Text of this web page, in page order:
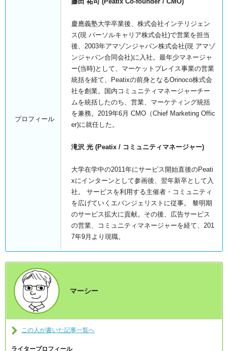
プロフィール
慶應義塾大学卒業後、株式会社インテリジェン
ス(現 パーソルキャリア株式会社)で営業を担当
後、2003年アマゾンジャパン株式会社(現 アマゾ
ンジャパン合同会社)に入社。最年少マネージャ
ー(当時)として、マーケットプレイス事業の営業
統括を経て、Peatixの前身となるOrinoco株式会
社を創業。国内コミュニティマネージャーチー
ムを統括したのち、営業、マーケティング統括
を兼務。2019年6月 CMO（Chief Marketing Offic
er)に就任した。
滝沢 光 (Peatix / コミュニティマネージャー)
大学在学中の2011年にサービス開始直後のPeati
xにインターンとして参画後、翌年新卒として入
社。 サービスを利用する主催者・コミュニティ
を広げていくエバンジェリストに従事。 黎明期
のサービス拡大に貢献。その後、広告サービス
の営業、コミュニティマネージャーを経て、201
7年9月より現職。
マーシー
この人が書いた記事一覧へ
ライタープロフィール